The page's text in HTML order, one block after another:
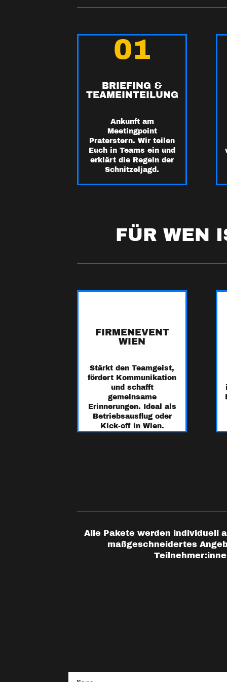
01
BRIEFING &
TEAMEINTEILUNG
Ankunft am
Meetingpoint
Praterstern. Wir teilen
Euch in Teams ein und
erklärt die Regeln der
Schnitzeljagd.
FÜR WEN
FIRMENEVENT
WIEN
Stärkt den Teamgeist,
fördert Kommunikation
und schafft
gemeinsame
Erinnerungen. Ideal als
Betriebsausflug oder
Kick-off in Wien.
Alle Pakete werden individuell
maßgeschneidertes